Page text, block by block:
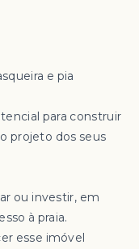
e pia
para construir
projeto dos seus
ou investir, em
à praia.
esse imóvel